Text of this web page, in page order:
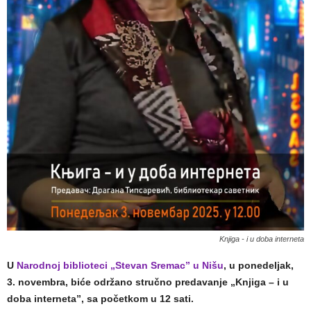
Knjiga - i u doba interneta
U Narodnoj biblioteci „Stevan Sremac” u Nišu, u ponedeljak,
3. novembra, biće održano stručno predavanje „Knjiga – i u
doba interneta”, sa početkom u 12 sati.